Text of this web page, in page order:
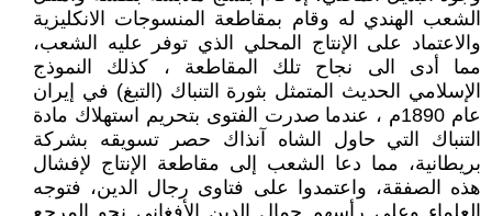
الشعب الهندي له وقام بمقاطعة المنسوجات الانكليزية
والاعتماد على الإنتاج المحلي الذي توفر عليه الشعب،
مما أدى الى نجاح تلك المقاطعة ، كذلك النموذج
الإسلامي الحديث المتمثل بثورة التنباك (التبغ) في إيران
عام 1890م ، عندما صدرت الفتوى بتحريم استهلاك مادة
التنباك التي حاول الشاه آنذاك حصر تسويقه بشركة
بريطانية، مما دعا الشعب إلى مقاطعة الإنتاج لإفشال
هذه الصفقة، واعتمدوا على فتاوى رجال الدين، فتوجه